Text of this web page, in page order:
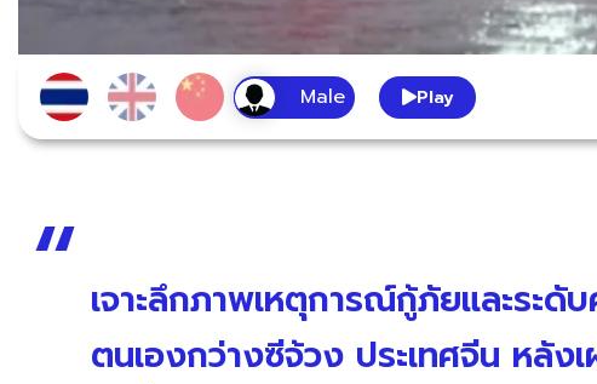
Play
เจาะลึกภาพเหตุการณ์กู้ภัยและระดั
ตนเองกว่างซีจ้วง ประเทศจีน หลั